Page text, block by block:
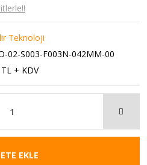
Teknoloji
02-S003-F003N-042MM-00
+ KDV
EKLE